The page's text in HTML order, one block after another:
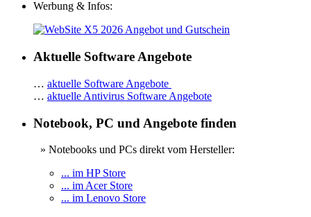
Werbung & Infos:
Aktuelle Software Angebote
… aktuelle Software Angebote
… aktuelle Antivirus Software Angebote
Notebook, PC und Angebote finden
» Notebooks und PCs direkt vom Hersteller:
... im HP Store
... im Acer Store
... im Lenovo Store